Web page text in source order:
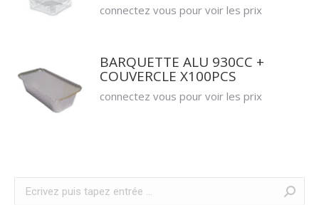
connectez vous pour voir les prix
BARQUETTE ALU 930CC +
COUVERCLE X100PCS
connectez vous pour voir les prix